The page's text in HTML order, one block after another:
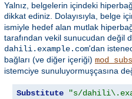
Yalnız, belgelerin içindeki
dikkat ediniz. Dolayısıyla, belge
ismiyle hedef alan mutlak
tarafından vekil sunucudan değil
dahili.example.com'dan
bağları (ve diğer içeriği)
istemciye sunuluyormuşçasına
Substitute "s/